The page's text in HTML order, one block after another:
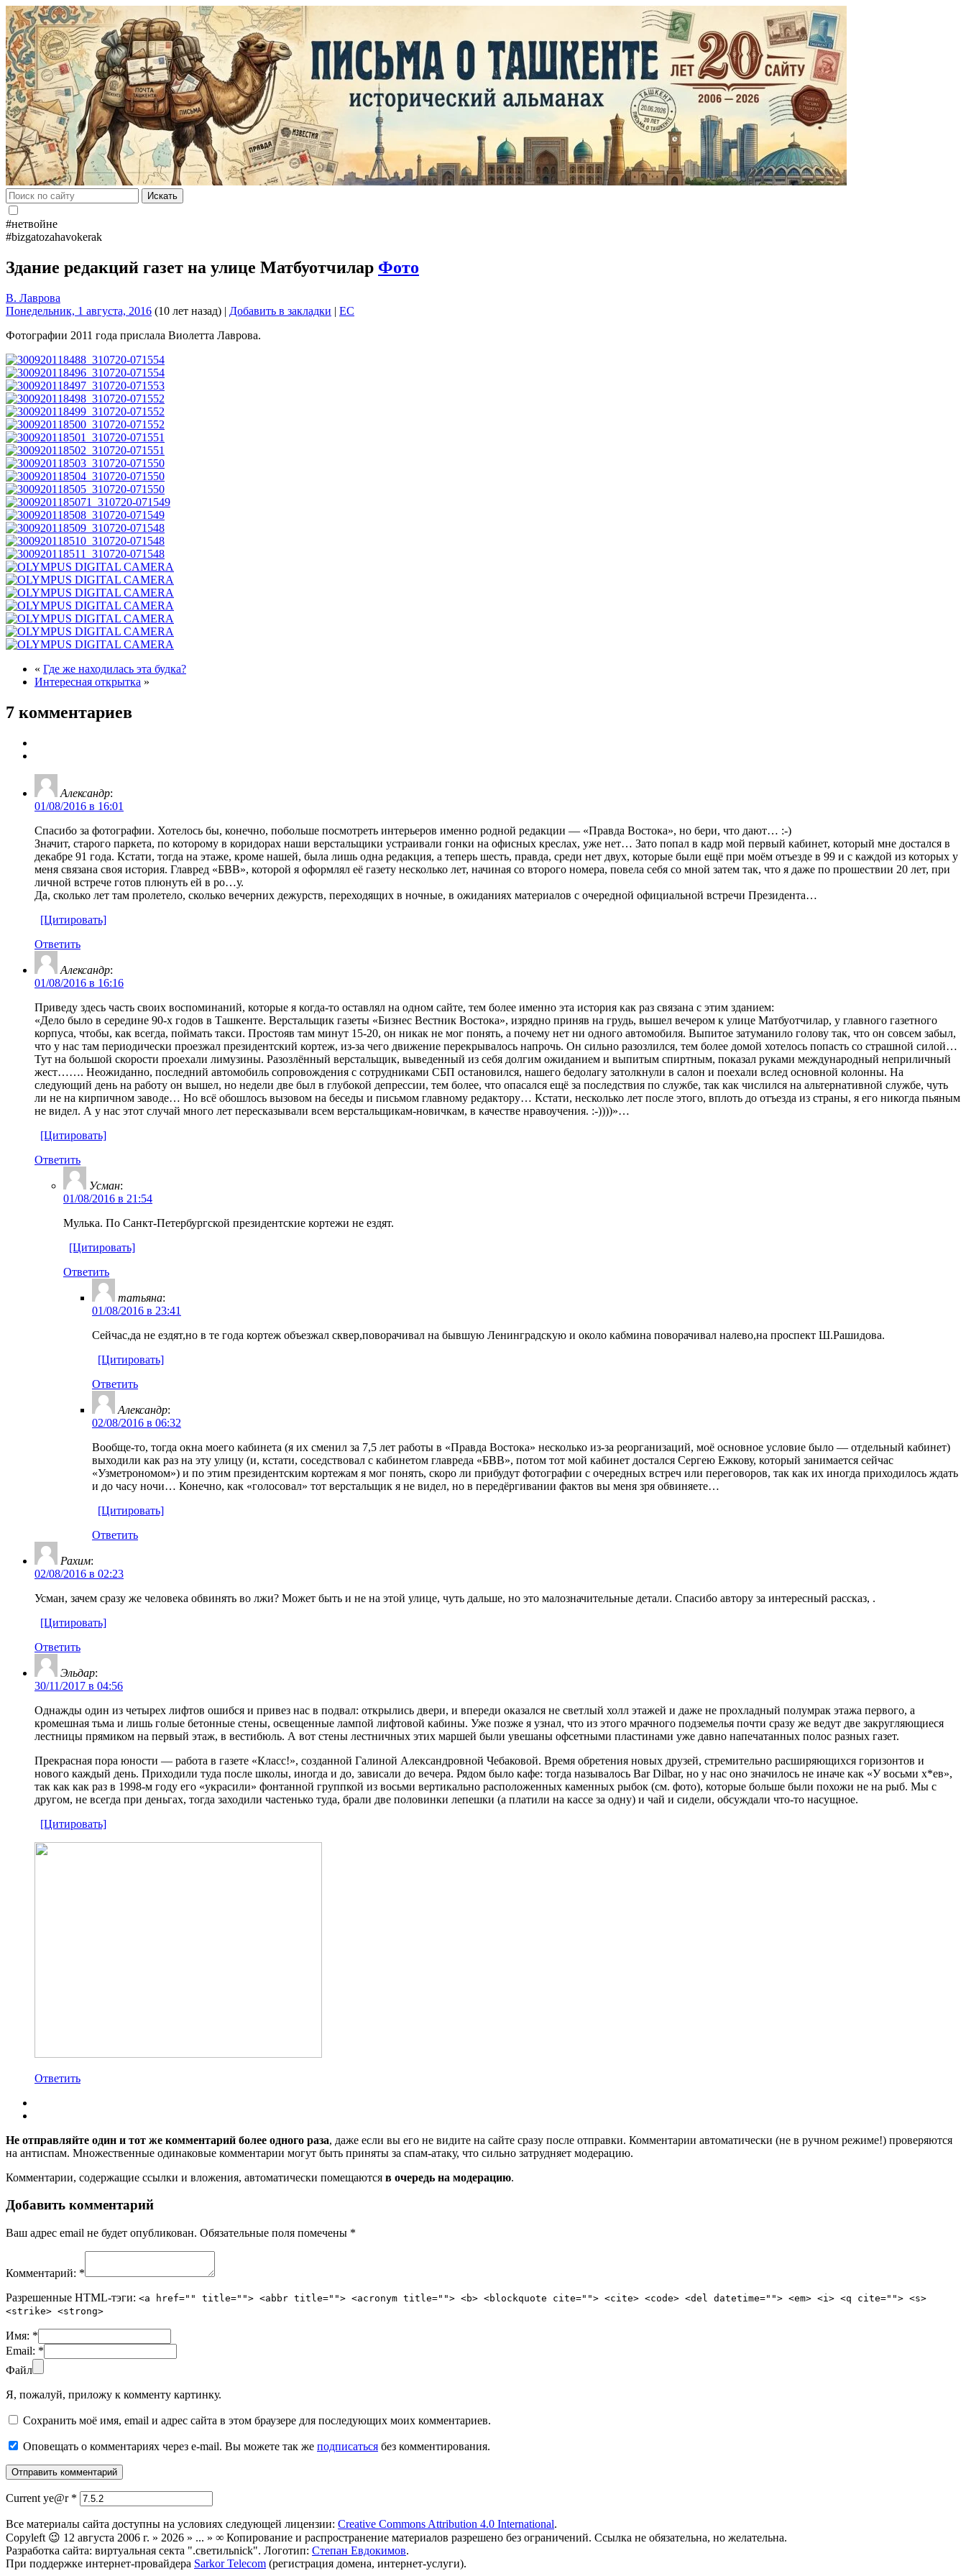
Искать
#нетвойне
#bizgatozahavokerak
Здание редакций газет на улице Матбуотчилар Фото
В. Лаврова
Понедельник, 1 августа, 2016 (10 лет назад) | Добавить в закладки | EC
Фотографии 2011 года прислала Виолетта Лаврова.
« Где же находилась эта будка?
Интересная открытка »
7 комментариев
Александр:
01/08/2016 в 16:01
Спасибо за фотографии. Хотелось бы, конечно, побольше посмотреть интерьеров именно родной редакции — «Правда Востока», но бери, что дают… :-)
Значит, старого паркета, по которому в коридорах наши верстальщики устраивали гонки на офисных креслах, уже нет… Зато попал в кадр мой первый кабинет, который мне достался в
декабре 91 года. Кстати, тогда на этаже, кроме нашей, была лишь одна редакция, а теперь шесть, правда, среди нет двух, которые были ещё при моём отъезде в 99 и с каждой из которых у
меня связана своя история. Главред «БВВ», которой я оформлял её газету несколько лет, начиная со второго номера, повела себя со мной затем так, что я даже по прошествии 20 лет, при
личной встрече готов плюнуть ей в ро…у.
Да, сколько лет там пролетело, сколько вечерних дежурств, переходящих в ночные, в ожиданиях материалов с очередной официальной встречи Президента…
[Цитировать]
Ответить
Александр:
01/08/2016 в 16:16
Приведу здесь часть своих воспоминаний, которые я когда-то оставлял на одном сайте, тем более именно эта история как раз связана с этим зданием:
«Дело было в середине 90-х годов в Ташкенте. Верстальщик газеты «Бизнес Вестник Востока», изрядно приняв на грудь, вышел вечером к улице Матбуотчилар, у главного газетного
корпуса, чтобы, как всегда, поймать такси. Простояв там минут 15-20, он никак не мог понять, а почему нет ни одного автомобиля. Выпитое затуманило голову так, что он совсем забыл,
что у нас там периодически проезжал президентский кортеж, из-за чего движение перекрывалось напрочь. Он сильно разозлился, тем более домой хотелось попасть со страшной силой…
Тут на большой скорости проехали лимузины. Разозлённый верстальщик, выведенный из себя долгим ожиданием и выпитым спиртным, показал руками международный неприличный
жест……. Неожиданно, последний автомобиль сопровождения с сотрудниками СБП остановился, нашего бедолагу затолкнули в салон и поехали вслед основной колонны. На
следующий день на работу он вышел, но недели две был в глубокой депрессии, тем более, что опасался ещё за последствия по службе, так как числился на альтернативной службе, чуть
ли не на кирпичном заводе… Но всё обошлось вызовом на беседы и письмом главному редактору… Кстати, несколько лет после этого, вплоть до отъезда из страны, я его никогда пьяным
не видел. А у нас этот случай много лет пересказывали всем верстальщикам-новичкам, в качестве нравоучения. :-))))»…
[Цитировать]
Ответить
Усман:
01/08/2016 в 21:54
Мулька. По Санкт-Петербургской президентские кортежи не ездят.
[Цитировать]
Ответить
татьяна:
01/08/2016 в 23:41
Сейчас,да не ездят,но в те года кортеж объезжал сквер,поворачивал на бывшую Ленинградскую и около кабмина поворачивал налево,на проспект Ш.Рашидова.
[Цитировать]
Ответить
Александр:
02/08/2016 в 06:32
Вообще-то, тогда окна моего кабинета (я их сменил за 7,5 лет работы в «Правда Востока» несколько из-за реорганизаций, моё основное условие было — отдельный кабинет)
выходили как раз на эту улицу (и, кстати, соседствовал с кабинетом главреда «БВВ», потом тот мой кабинет достался Сергею Ежкову, который занимается сейчас
«Узметрономом») и по этим президентским кортежам я мог понять, скоро ли прибудут фотографии с очередных встреч или переговоров, так как их иногда приходилось ждать
и до часу ночи… Конечно, как «голосовал» тот верстальщик я не видел, но в передёргивании фактов вы меня зря обвиняете…
[Цитировать]
Ответить
Рахим:
02/08/2016 в 02:23
Усман, зачем сразу же человека обвинять во лжи? Может быть и не на этой улице, чуть дальше, но это малозначительные детали. Спасибо автору за интересный рассказ, .
[Цитировать]
Ответить
Эльдар:
30/11/2017 в 04:56
Однажды один из четырех лифтов ошибся и привез нас в подвал: открылись двери, и впереди оказался не светлый холл этажей и даже не прохладный полумрак этажа первого, а
кромешная тьма и лишь голые бетонные стены, освещенные лампой лифтовой кабины. Уже позже я узнал, что из этого мрачного подземелья почти сразу же ведут две закругляющиеся
лестницы прямиком на первый этаж, в вестибюль. А вот стены лестничных этих маршей были увешаны офсетными пластинами уже давно напечатанных полос разных газет.
Прекрасная пора юности — работа в газете «Класс!», созданной Галиной Александровной Чебаковой. Время обретения новых друзей, стремительно расширяющихся горизонтов и
нового каждый день. Приходили туда после школы, иногда и до, зависали до вечера. Рядом было кафе: тогда называлось Bar Dilbar, но у нас оно значилось не иначе как «У восьми х*ев»,
так как как раз в 1998-м году его «украсили» фонтанной группкой из восьми вертикально расположенных каменных рыбок (см. фото), которые больше были похожи не на рыб. Мы с
другом, не всегда при деньгах, тогда заходили частенько туда, брали две половинки лепешки (а платили на кассе за одну) и чай и сидели, обсуждали что-то насущное.
[Цитировать]
Ответить
Не отправляйте один и тот же комментарий более одного раза, даже если вы его не видите на сайте сразу после отправки. Комментарии автоматически (не в ручном режиме!) проверяются
на антиспам. Множественные одинаковые комментарии могут быть приняты за спам-атаку, что сильно затрудняет модерацию.
Комментарии, содержащие ссылки и вложения, автоматически помещаются в очередь на модерацию.
Добавить комментарий
Ваш адрес email не будет опубликован. Обязательные поля помечены *
Комментарий: *
Разрешенные HTML-тэги: <a href="" title=""> <abbr title=""> <acronym title=""> <b> <blockquote cite=""> <cite> <code> <del datetime=""> <em> <i> <q cite=""> <s>
<strike> <strong>
Имя: *
Email: *
Файл
Я, пожалуй, приложу к комменту картинку.
Сохранить моё имя, email и адрес сайта в этом браузере для последующих моих комментариев.
Оповещать о комментариях через e-mail. Вы можете так же подписаться без комментирования.
Current ye@r *
Все материалы сайта доступны на условиях следующей лицензии: Creative Commons Attribution 4.0 International.
Copyleft 😉 12 августа 2006 г. » 2026 » ... » ∞ Копирование и распространение материалов разрешено без ограничений. Ссылка не обязательна, но желательна.
Разработка сайта: виртуальная секта ".светильnick". Логотип: Степан Евдокимов.
При поддержке интернет-провайдера Sarkor Telecom (регистрация домена, интернет-услуги).